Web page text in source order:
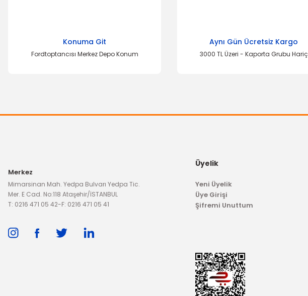
Ürün açıklamasında eksik bilgiler bulunuyor.
Konuma Git
Fordtoptancısı Merkez Depo Konum
Aynı Gün Ücretsiz Kargo
3000 TL Üzeri - Kaporta Grubu Hariç
Merkez
Mimarsinan Mah. Yedpa Bulvarı Yedpa Tic.
Mer. E Cad. No:118 Ataşehir/İSTANBUL
T: 0216 471 05 42-F: 0216 471 05 41
Üyelik
Yeni Üyelik
Üye Girişi
Şifremi Unuttum